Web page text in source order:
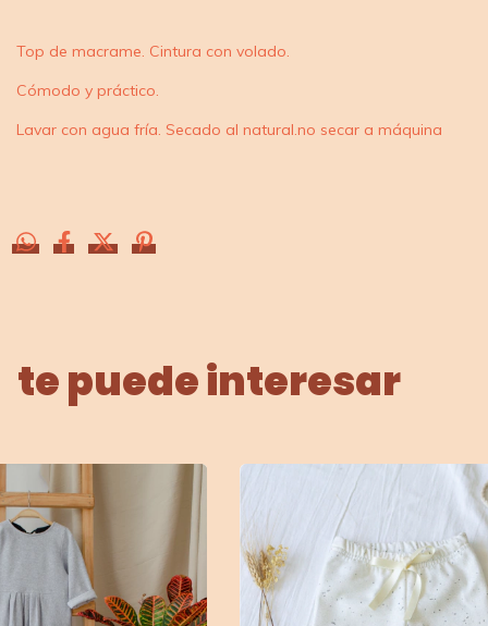
Top de macrame. Cintura con volado.
Cómodo y práctico.
Lavar con agua fría. Secado al natural.no secar a máquina
te puede interesar